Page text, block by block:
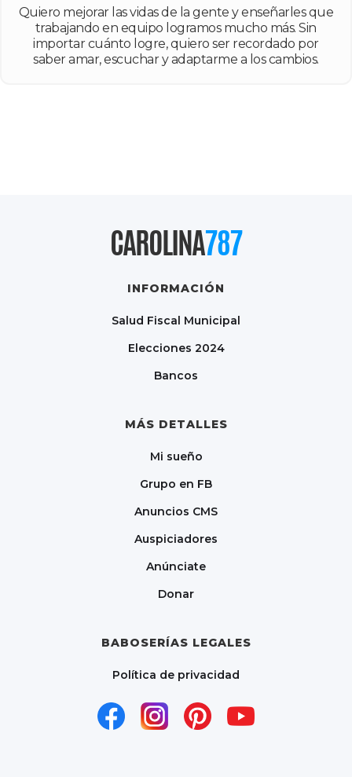
Quiero mejorar las vidas de la gente y enseñarles que
trabajando en equipo logramos mucho más. Sin
importar cuánto logre, quiero ser recordado por
saber amar, escuchar y adaptarme a los cambios.
CAROLINA787
INFORMACIÓN
Salud Fiscal Municipal
Elecciones 2024
Bancos
MÁS DETALLES
Mi sueño
Grupo en FB
Anuncios CMS
Auspiciadores
Anúnciate
Donar
BABOSERÍAS LEGALES
Política de privacidad